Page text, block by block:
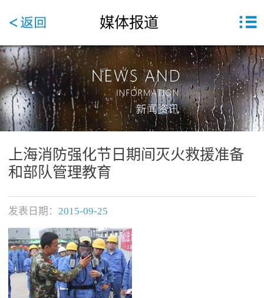
媒体报道
上海消防强化节日期间灭火救援准备
和部队管理教育
发表日期： 2015-09-25